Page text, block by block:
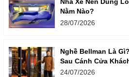
Nhà Xe Nên Dùng
Nằm Nào?
28/07/2026
Nghề Bellman Là
Sau Cánh Cửa
24/07/2026